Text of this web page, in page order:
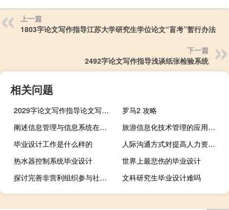
上一篇
1803字论文写作指导江苏大学研究生学位论文“盲考”暂行办法
下一篇
2492字论文写作指导浅谈纸张检验系统
相关问题
2029字论文写作指导论文写作中常用的研究方法分析
罗马2 攻略
阐述信息管理与信息系统在企业中的运用,管理信息系统在企业中的作用和地位
旅游信息化技术管理的应用研究,如何应用信息化提高企业管理水平
毕业设计工作是什么样的
人际沟通方式对提高人力资源管理效率的作用,沟通在人力资源管理中的作用是什么
热水器控制系统毕业设计
世界上最悲伤的毕业设计
探讨完善非营利组织参与社区养老服务的对策,非营利组织、企业和政府的区别与联系
文科研究生毕业设计难吗